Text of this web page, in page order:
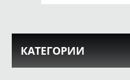
КАТЕГОРИИ